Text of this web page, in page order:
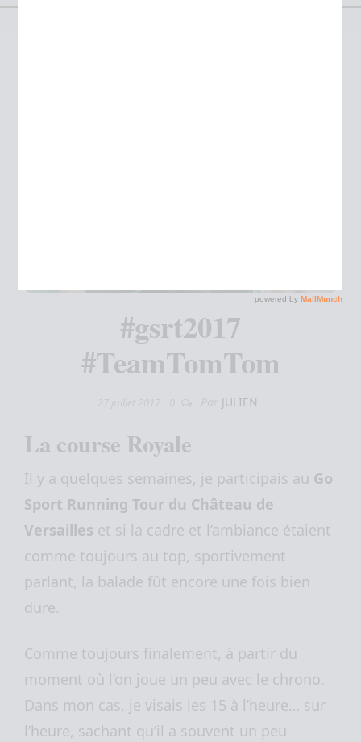
#gsrt2017
#TeamTomTom
JULIEN
La course Royale
Il y a quelques semaines, je participais au Go
Sport Running Tour du Château de
Versailles et si la cadre et l’ambiance étaient
comme toujours au top, sportivement
parlant, la balade fût encore une fois bien
dure.
Comme toujours finalement, à partir du
moment où l’on joue un peu avec le chrono.
Dans mon cas, je visais les 15 à l’heure… sur
l’heure, sachant qu’il a souvent un peu